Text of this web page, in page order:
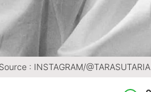
: INSTAGRAM/@TARASUTARIA